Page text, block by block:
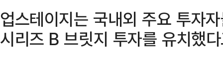
업스테이지는 국내외 주요 투자
시리즈 B 브릿지 투자를 유치했